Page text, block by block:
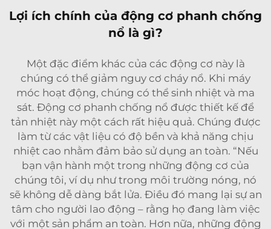
Lợi ích chính của động cơ phanh chống
nổ là gì?
Một đặc điểm khác của các động cơ này là
chúng có thể giảm nguy cơ cháy nổ. Khi máy
móc hoạt động, chúng có thể sinh nhiệt và ma
sát. Động cơ phanh chống nổ được thiết kế để
tản nhiệt này một cách rất hiệu quả. Chúng được
làm từ các vật liệu có độ bền và khả năng chịu
nhiệt cao nhằm đảm bảo sử dụng an toàn. “Nếu
bạn vận hành một trong những động cơ của
chúng tôi, ví dụ như trong môi trường nóng, nó
sẽ không dễ dàng bắt lửa. Điều đó mang lại sự an
tâm cho người lao động – rằng họ đang làm việc
với một sản phẩm an toàn. Hơn nữa, những động